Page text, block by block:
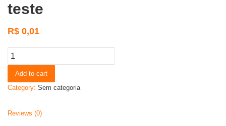
teste
R$ 0,01
Add to cart
Category: Sem categoria
Reviews (0)